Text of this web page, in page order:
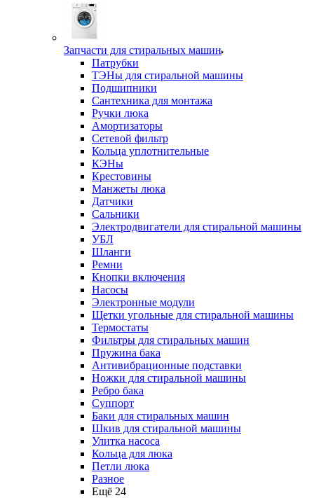
Запчасти для стиральных машин
Патрубки
ТЭНы для стиральной машины
Подшипники
Сантехника для монтажа
Ручки люка
Амортизаторы
Сетевой фильтр
Кольца уплотнительные
КЭНы
Крестовины
Манжеты люка
Датчики
Сальники
Электродвигатели для стиральной машины
УБЛ
Шланги
Ремни
Кнопки включения
Насосы
Электронные модули
Щетки угольные для стиральной машины
Термостаты
Фильтры для стиральных машин
Пружина бака
Антивибрационные подставки
Ножки для стиральной машины
Ребро бака
Суппорт
Баки для стиральных машин
Шкив для стиральной машины
Улитка насоса
Кольца для люка
Петли люка
Разное
Ещё 24